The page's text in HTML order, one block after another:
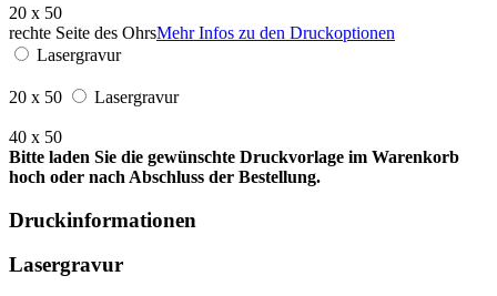
20 x 50
rechte Seite des OhrsMehr Infos zu den Druckoptionen
Lasergravur
20 x 50 Lasergravur
40 x 50
Bitte laden Sie die gewünschte Druckvorlage im Warenkorb
hoch oder nach Abschluss der Bestellung.
Druckinformationen
Lasergravur